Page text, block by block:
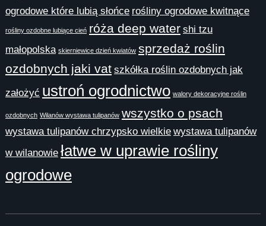
ogrodowe które lubią słońce rośliny ogrodowe kwitnące
rośliny ozdobne lubiące cień róża deep water shi tzu
małopolska skierniewice dzień kwiatów sprzedaż roślin
ozdobnych jaki vat szkółka roślin ozdobnych jak
założyć ustroń ogrodnictwo walory dekoracyjne roślin
ozdobnych Wilanów wystawa tulipanów wszystko o psach
wystawa tulipanów chrzypsko wielkie wystawa tulipanów
w wilanowie łatwe w uprawie rośliny
ogrodowe